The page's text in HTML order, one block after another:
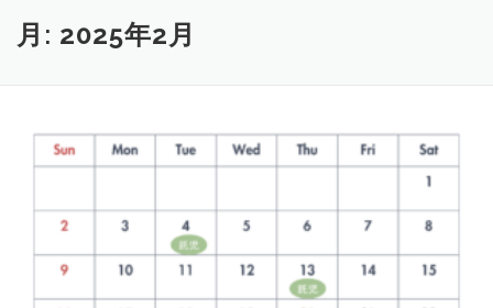
はぐみ館へのアクセス
月: 2025年2月